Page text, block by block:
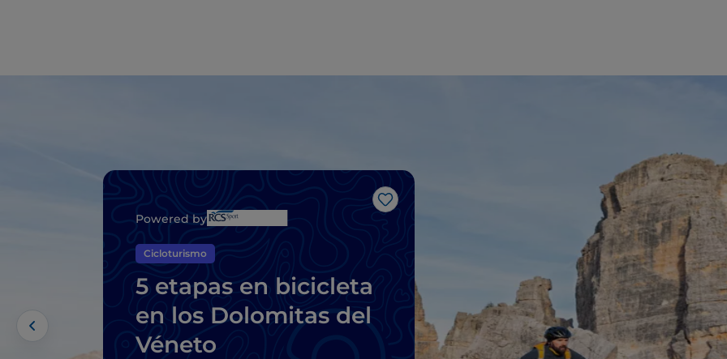
Me gusta
Powered by
Cicloturismo
5 etapas en bicicleta
en los Dolomitas del
Véneto